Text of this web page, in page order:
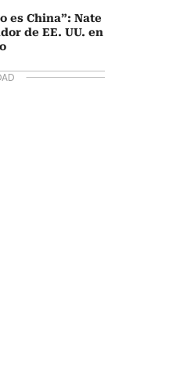
es China”: Nate
de EE. UU. en